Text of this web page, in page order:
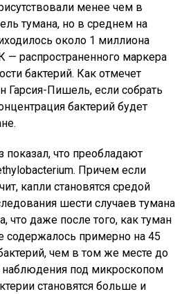
менее чем в
тумана, но в среднем на
около 1 миллиона
— распространенного маркера
бактерий. Как отмечет
Гарсия-Пишель, если собрать
бактерий будет
показал, что преобладают
Причем если
капли становятся средой
шести случаев тумана
что даже после того, как туман
содержалось примерно на 45
чем в том же месте до
наблюдения под микроскопом
становятся больше и